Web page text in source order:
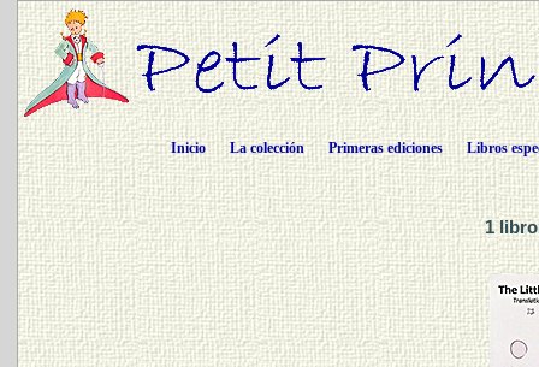
Inicio La colección Primeras ediciones Libros
1